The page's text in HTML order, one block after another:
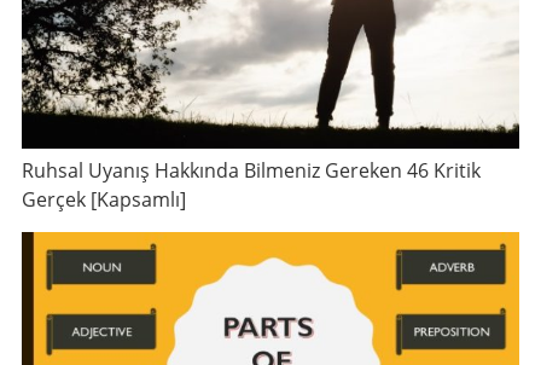
Ruhsal Uyanış Hakkında Bilmeniz Gereken 46 Kritik
Gerçek [Kapsamlı]